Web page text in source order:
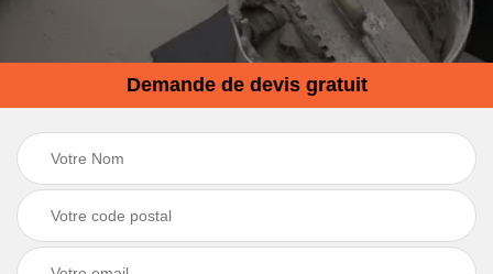
Demande de devis gratuit